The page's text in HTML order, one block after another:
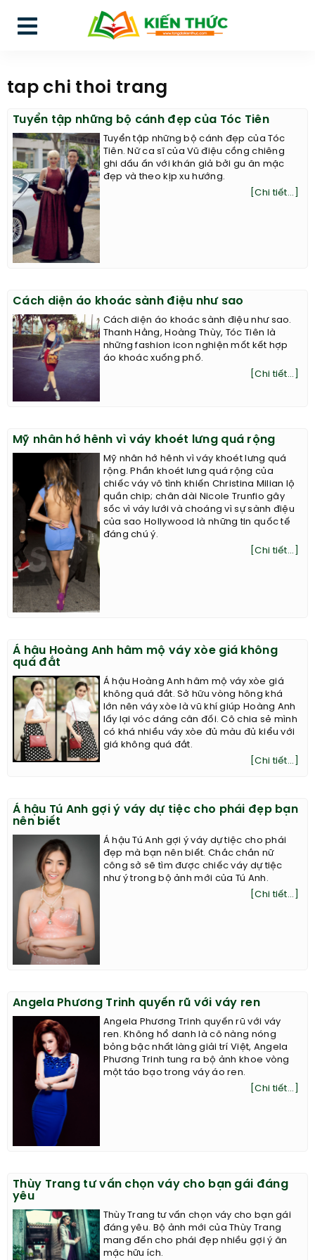
tap chi thoi trang
Tuyển tập những bộ cánh đẹp của Tóc Tiên
Tuyển tập những bộ cánh đẹp của Tóc
Tiên. Nữ ca sĩ của Vũ điệu cồng chiêng
ghi dấu ấn với khán giả bởi gu ăn mặc
đẹp và theo kịp xu hướng.
[Chi tiết...]
Cách diện áo khoác sành điệu như sao
Cách diện áo khoác sành điệu như sao.
Thanh Hằng, Hoàng Thùy, Tóc Tiên là
những fashion icon nghiện mốt kết hợp
áo khoác xuống phố.
[Chi tiết...]
Mỹ nhân hớ hênh vì váy khoét lưng quá rộng
Mỹ nhân hớ hênh vì váy khoét lưng quá
rộng. Phần khoét lưng quá rộng của
chiếc váy vô tình khiến Christina Milian lộ
quần chip; chân dài Nicole Trunfio gây
sốc vì váy lưới và choáng vì sự sành điệu
của sao Hollywood là những tin quốc tế
đáng chú ý.
[Chi tiết...]
Á hậu Hoàng Anh hâm mộ váy xòe giá không
quá đắt
Á hậu Hoàng Anh hâm mộ váy xòe giá
không quá đắt. Sở hữu vòng hông khá
lớn nên váy xòe là vũ khí giúp Hoàng Anh
lấy lại vóc dáng cân đối. Cô chia sẻ mình
có khá nhiều váy xòe đủ màu đủ kiểu với
giá không quá đắt.
[Chi tiết...]
Á hậu Tú Anh gợi ý váy dự tiệc cho phái đẹp bạn
nên biết
Á hậu Tú Anh gợi ý váy dự tiệc cho phái
đẹp mà bạn nên biết. Chắc chắn nữ
công sở sẽ tìm được chiếc váy dự tiệc
như ý trong bộ ảnh mới của Tú Anh.
[Chi tiết...]
Angela Phương Trinh quyến rũ với váy ren
Angela Phương Trinh quyến rũ với váy
ren. Không hổ danh là cô nàng nóng
bỏng bậc nhất làng giải trí Việt, Angela
Phương Trinh tung ra bộ ảnh khoe vòng
một táo bạo trong váy áo ren.
[Chi tiết...]
Thùy Trang tư vấn chọn váy cho bạn gái đáng
yêu
Thùy Trang tư vấn chọn váy cho bạn gái
đáng yêu. Bộ ảnh mới của Thùy Trang
mang đến cho phái đẹp nhiều gợi ý ăn
mặc hữu ích.